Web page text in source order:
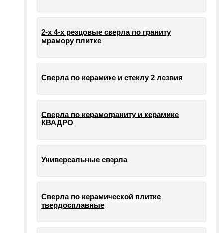
2-х 4-х резцовые сверла по граниту
мрамору плитке
Сверла по керамике и стеклу 2 лезвия
Сверла по керамограниту и керамике
КВАДРО
Универсальные сверла
Сверла по керамической плитке
твердосплавные